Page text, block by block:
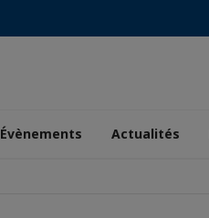
Évènements Actualités